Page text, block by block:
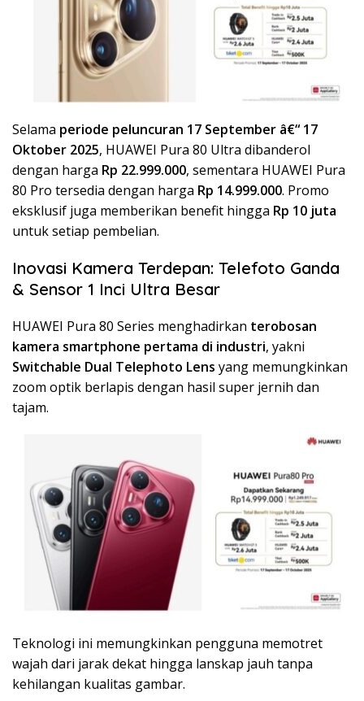
Selama periode peluncuran 17 September â€“ 17
Oktober 2025, HUAWEI Pura 80 Ultra dibanderol
dengan harga Rp 22.999.000, sementara HUAWEI Pura
80 Pro tersedia dengan harga Rp 14.999.000. Promo
eksklusif juga memberikan benefit hingga Rp 10 juta
untuk setiap pembelian.
Inovasi Kamera Terdepan: Telefoto Ganda
& Sensor 1 Inci Ultra Besar
HUAWEI Pura 80 Series menghadirkan terobosan
kamera smartphone pertama di industri, yakni
Switchable Dual Telephoto Lens yang memungkinkan
zoom optik berlapis dengan hasil super jernih dan
tajam.
Teknologi ini memungkinkan pengguna memotret
wajah dari jarak dekat hingga lanskap jauh tanpa
kehilangan kualitas gambar.